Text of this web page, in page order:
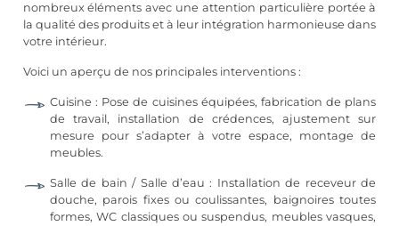
nombreux éléments avec une attention particulière portée à
la qualité des produits et à leur intégration harmonieuse dans
votre intérieur.
Voici un aperçu de nos principales interventions :
Cuisine : Pose de cuisines équipées, fabrication de plans
de travail, installation de crédences, ajustement sur
mesure pour s’adapter à votre espace, montage de
meubles.
Salle de bain / Salle d’eau : Installation de receveur de
douche, parois fixes ou coulissantes, baignoires toutes
formes, WC classiques ou suspendus, meubles vasques,